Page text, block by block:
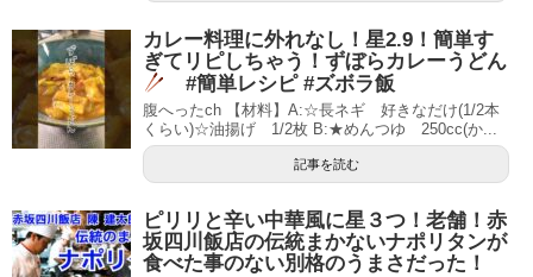
カレー料理に外れなし！星2.9！簡単す
ぎてリピしちゃう！ずぼらカレーうどん
#簡単レシピ #ズボラ飯
腹へったch 【材料】A:☆長ネギ 好きなだけ(1/2本
くらい)☆油揚げ 1/2枚 B:★めんつゆ 250cc(か...
記事を読む
ピリリと辛い中華風に星３つ！老舗！赤
坂四川飯店の伝統まかないナポリタンが
食べた事のない別格のうまさだった！